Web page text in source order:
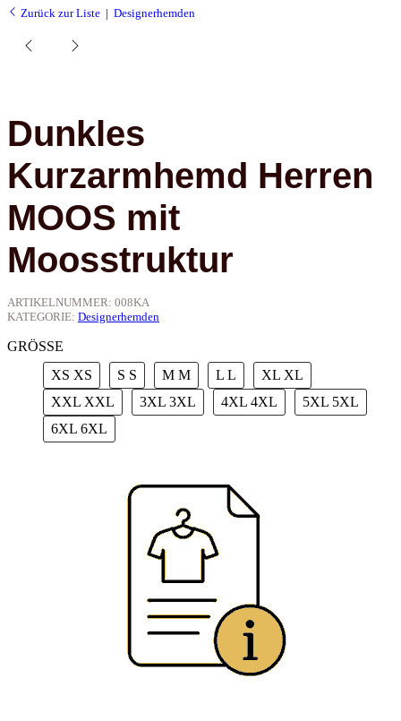
Zurück zur Liste Designerhemden
Dunkles
Kurzarmhemd Herren
MOOS mit
Moosstruktur
ARTIKELNUMMER: 008KA
KATEGORIE: Designerhemden
GRÖSSE
XS XS S S M M L L XL XL
XXL XXL 3XL 3XL 4XL 4XL 5XL 5XL
6XL 6XL